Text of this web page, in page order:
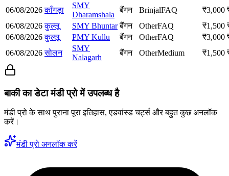
06/08/2026 काँगड़ा
SMY
Dharamshala
बैंगन BrinjalFAQ ₹3,000
06/08/2026 कुल्लू SMY Bhuntar बैंगन OtherFAQ ₹1,500
06/08/2026 कुल्लू PMY Kullu बैंगन OtherFAQ ₹3,000
06/08/2026 सोलन
SMY
Nalagarh
बैंगन OtherMedium ₹1,500
बाकी का डेटा मंडी प्रो में उपलब्ध है
मंडी प्रो के साथ पुराना पूरा इतिहास, एडवांस्ड चर्ट्स और बहुत कुछ अनलॉक
करें।
मंडी प्रो अनलॉक करें